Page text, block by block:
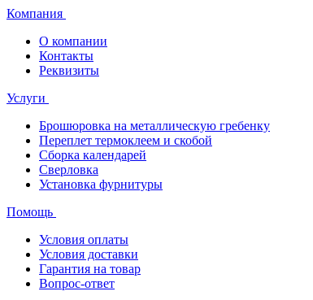
Компания
О компании
Контакты
Реквизиты
Услуги
Брошюровка на металлическую гребенку
Переплет термоклеем и скобой
Сборка календарей
Сверловка
Установка фурнитуры
Помощь
Условия оплаты
Условия доставки
Гарантия на товар
Вопрос-ответ